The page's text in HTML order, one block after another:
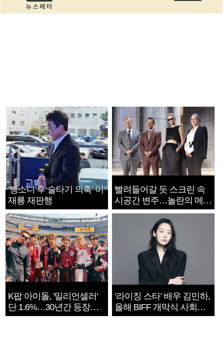
‘뺑소니 후 술타기 의혹’ 이
재룡 재판행
빨려들어갈 듯 스크린 속
시공간 변주…놀란의 메시
지는 ‘전쟁 속죄’
K팝 아이돌, '밀리언셀러'
단 1.6%…30년간 등장
1182개팀 전수조사
‘라이징 스타’ 배우 김민하,
올해 BIFF 개막식 사회자
확정